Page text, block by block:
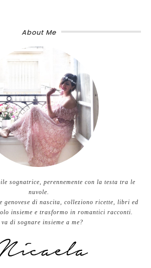
About Me
sognatrice, perennemente con la testa tra le
nuvole.
genovese di nascita, colleziono ricette, libri ed
insieme e trasformo in romantici racconti.
va di sognare insieme a me?